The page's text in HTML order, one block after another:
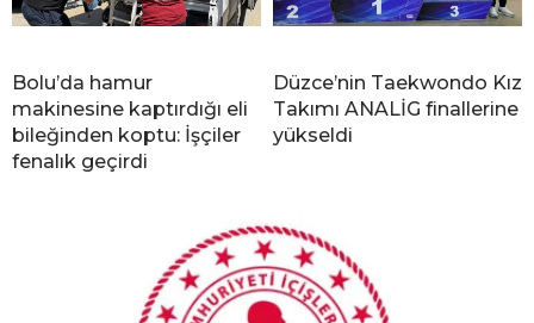
Bolu’da hamur
makinesine kaptırdığı eli
bileğinden koptu: İşçiler
fenalık geçirdi
Düzce’nin Taekwondo Kız
Takımı ANALİG finallerine
yükseldi